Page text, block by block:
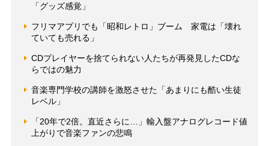
「グッズ感覚」
フリマアプリでも「昭和レトロ」ブーム 家電は「壊れ
ていても売れる」
CDプレイヤーを捨てられない人たちが再発見したCDな
らではの魅力
音楽専門学校の講師を激怒させた「あまりにも酷い生徒
レベル」
「20年で2倍。直近さらに…」輸入盤アナログレコード値
上がりで音楽ファンの悲鳴